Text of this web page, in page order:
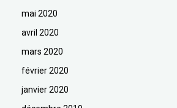
mai 2020
avril 2020
mars 2020
février 2020
janvier 2020